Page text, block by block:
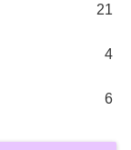
21
4
6